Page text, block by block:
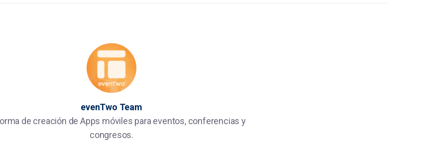
evenTwo Team
de creación de Apps móviles para eventos, conferencias y
congresos.